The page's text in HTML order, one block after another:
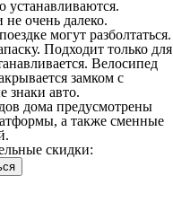
устанавливаются.
не очень далеко.
могут разболтаться.
Подходит только для
Велосипед
замком с
знаки авто.
дома предусмотрены
а также сменные
скидки: